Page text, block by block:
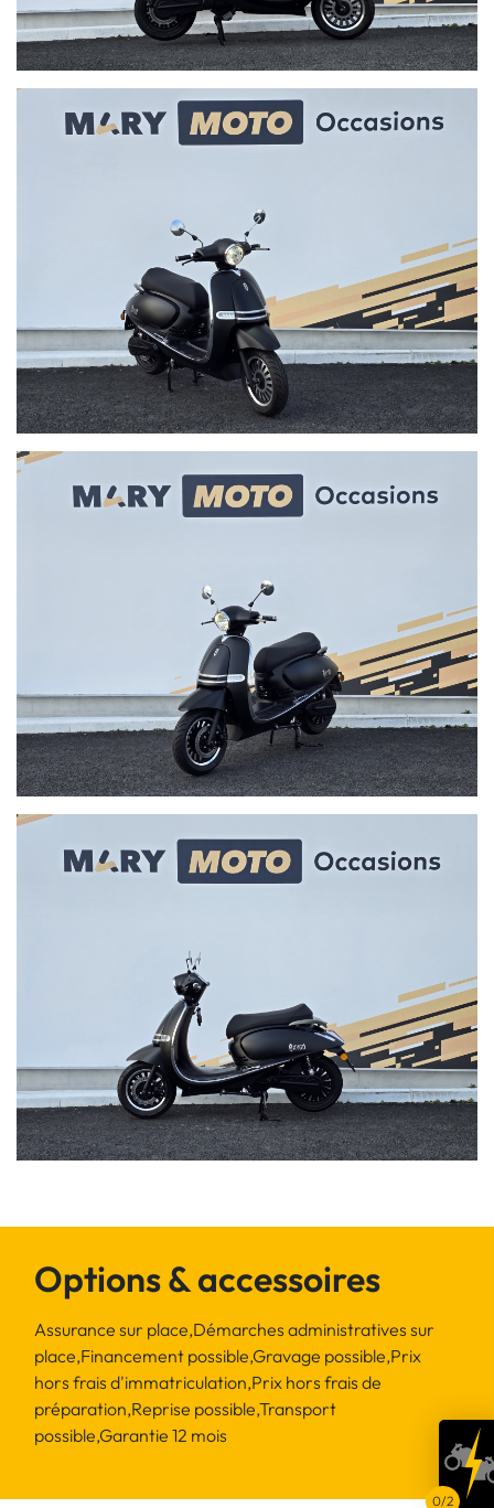
Options & accessoires
Assurance sur place,Démarches administratives sur
place,Financement possible,Gravage possible,Prix
hors frais d'immatriculation,Prix hors frais de
préparation,Reprise possible,Transport
possible,Garantie 12 mois